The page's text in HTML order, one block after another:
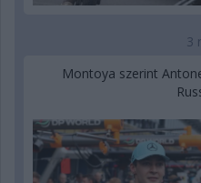
3
Montoya szerint